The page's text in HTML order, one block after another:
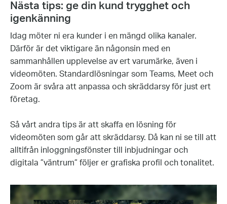
Nästa tips: ge din kund trygghet och
igenkänning
Idag möter ni era kunder i en mängd olika kanaler.
Därför är det viktigare än någonsin med en
sammanhållen upplevelse av ert varumärke, även i
videomöten. Standardlösningar som Teams, Meet och
Zoom är svåra att anpassa och skräddarsy för just ert
företag.
Så vårt andra tips är att skaffa en lösning för
videomöten som går att skräddarsy. Då kan ni se till att
alltifrån inloggningsfönster till inbjudningar och
digitala ”väntrum” följer er grafiska profil och tonalitet.